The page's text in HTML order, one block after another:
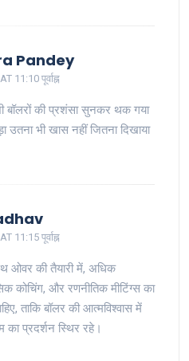
Pandey
11:10 पूर्वाह्न
बॉलरों की प्रशंसा सुनकर थक गया
भी खास नहीं जितना दिखाया
11:15 पूर्वाह्न
ओवर की तैयारी में, अधिक
कोचिंग, और रणनीतिक मीटिंग्स का
ताकि बॉलर की आत्मविश्वास में
का प्रदर्शन स्थिर रहे।